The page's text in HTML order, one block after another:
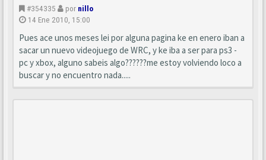
#354335 por nillo
14 Ene 2010, 15:00
Pues ace unos meses lei por alguna pagina ke en enero iban a
sacar un nuevo videojuego de WRC, y ke iba a ser para ps3 -
pc y xbox, alguno sabeis algo??????me estoy volviendo loco a
buscar y no encuentro nada.....